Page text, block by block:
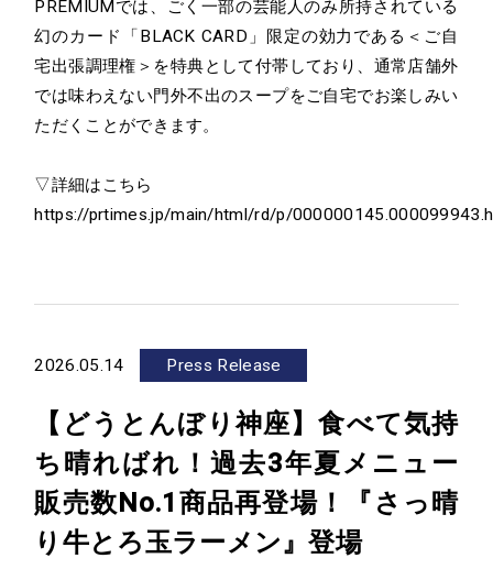
PREMIUMでは、ごく一部の芸能人のみ所持されている
幻のカード「BLACK CARD」限定の効力である＜ご自
宅出張調理権＞を特典として付帯しており、通常店舗外
では味わえない門外不出のスープをご自宅でお楽しみい
ただくことができます。
▽詳細はこちら
https://prtimes.jp/main/html/rd/p/
2026.05.14 Press Release
【どうとんぼり神座】食べて気持
ち晴ればれ！過去3年夏メニュー
販売数No.1商品再登場！『さっ晴
り牛とろ玉ラーメン』登場